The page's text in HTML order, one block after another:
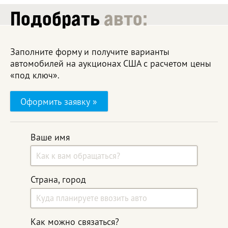
Подобратьавто:
Заполните форму и получите варианты
автомобилей на аукционах США с расчетом цены
«под ключ».
Ваше имя
Страна, город
Как можно связаться?
Оформить заявку »